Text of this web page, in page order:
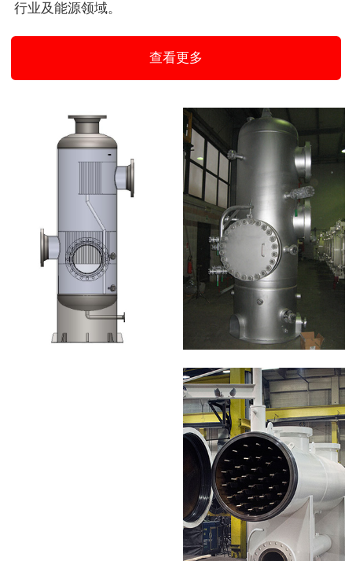
行业及能源领域。
查看更多